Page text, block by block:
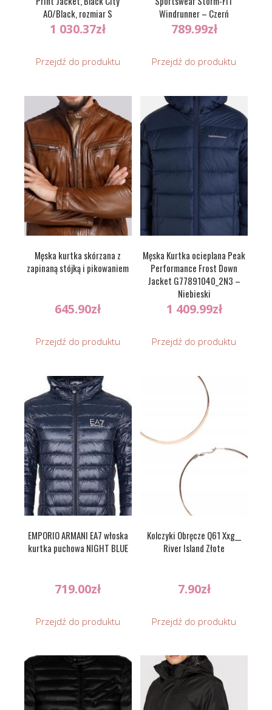
AO/Black, rozmiar S
1 030.37zł
Przejdź do produktu
Windrunner – Czerń
789.99zł
Przejdź do produktu
Męska kurtka skórzana z
zapinaną stójką i pikowaniem
645.90zł
Przejdź do produktu
Męska Kurtka ocieplana Peak
Performance Frost Down
Jacket G77891040_2N3 –
Niebieski
1 409.99zł
Przejdź do produktu
EMPORIO ARMANI EA7 włoska
kurtka puchowa NIGHT BLUE
719.00zł
Przejdź do produktu
Kolczyki Obręcze Q61 Xxg__
River Island Złote
7.90zł
Przejdź do produktu